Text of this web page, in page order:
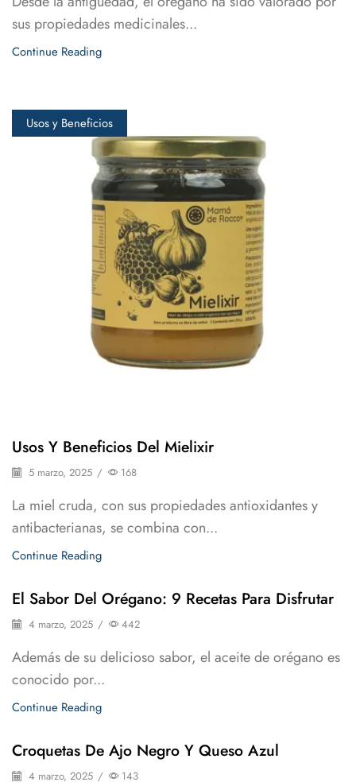
sus propiedades medicinales...
Continue Reading
Usos y Beneficios
Usos Y Beneficios Del Mielixir
5 marzo, 2025 / 168
La miel cruda, con sus propiedades antioxidantes y
antibacterianas, se combina con...
Continue Reading
El Sabor Del Orégano: 9 Recetas Para Disfrutar
4 marzo, 2025 / 442
Además de su delicioso sabor, el aceite de orégano es
conocido por...
Continue Reading
Croquetas De Ajo Negro Y Queso Azul
4 marzo, 2025 / 143